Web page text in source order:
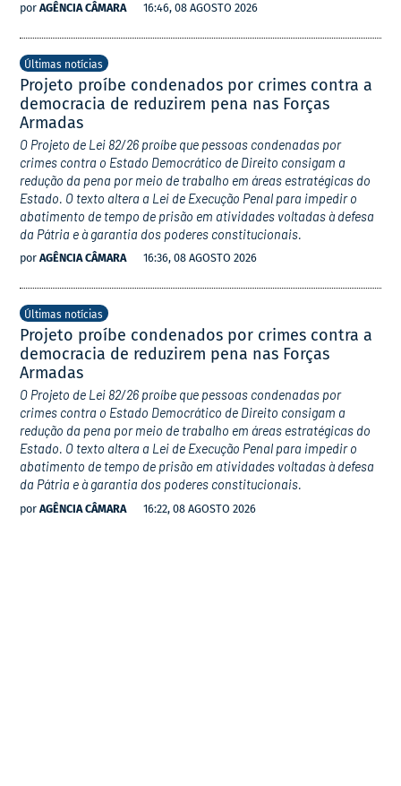
por AGÊNCIA CÂMARA 16:46, 08 AGOSTO 2026
Últimas notícias
Projeto proíbe condenados por crimes contra a
democracia de reduzirem pena nas Forças
Armadas
O Projeto de Lei 82/26 proíbe que pessoas condenadas por
crimes contra o Estado Democrático de Direito consigam a
redução da pena por meio de trabalho em áreas estratégicas do
Estado. O texto altera a Lei de Execução Penal para impedir o
abatimento de tempo de prisão em atividades voltadas à defesa
da Pátria e à garantia dos poderes constitucionais.
por AGÊNCIA CÂMARA 16:36, 08 AGOSTO 2026
Últimas notícias
Projeto proíbe condenados por crimes contra a
democracia de reduzirem pena nas Forças
Armadas
O Projeto de Lei 82/26 proíbe que pessoas condenadas por
crimes contra o Estado Democrático de Direito consigam a
redução da pena por meio de trabalho em áreas estratégicas do
Estado. O texto altera a Lei de Execução Penal para impedir o
abatimento de tempo de prisão em atividades voltadas à defesa
da Pátria e à garantia dos poderes constitucionais.
por AGÊNCIA CÂMARA 16:22, 08 AGOSTO 2026